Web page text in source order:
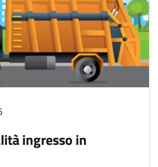
ingresso in